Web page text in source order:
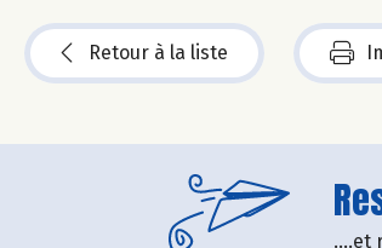
Retour à la liste
....et